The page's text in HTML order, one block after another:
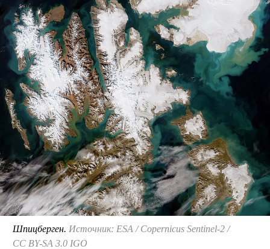
Шпицберген. Источник: ESA / Copernicus Sentinel-2 /
CC BY-SA 3.0 IGO